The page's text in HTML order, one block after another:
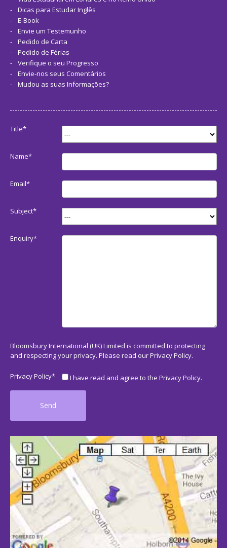
Dicas para Estudar Inglês
E-Book
Envie um Testemunho
Pedido de Carta
Pedido de Férias
Verifique o seu Progresso
Envie-nos seus Comentários
Mudou as suas Informações?
Title*
Name*
Email*
Subject*
Enquiry*
Bloomsbury International (UK) Limited is committed to protecting
and respecting your privacy. Please read ourPrivacy Policy.
Privacy Policy* I have read and agree to the Privacy Policy.